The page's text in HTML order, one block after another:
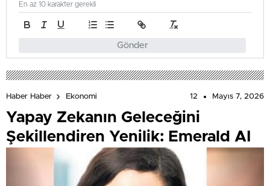
Gönder
En az 10 karakter gerekli
Haber Haber Ekonomi 12 Mayıs 7, 2026
Yapay Zekanın Geleceğini
Şekillendiren Yenilik: Emerald AI